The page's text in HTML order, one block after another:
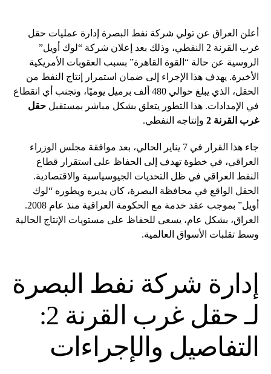
أعلن العراق عن تولي شركة نفط البصرة إدارة عمليات حقل
غرب القرنة 2 النفطي، وذلك بعد إعلان شركة “لوك أويل”
الروسية عن حالة “القوة القاهرة” بسبب العقوبات الأمريكية
الأخيرة. يهدف هذا الإجراء إلى ضمان استمرار إنتاج النفط من
الحقل، الذي يبلغ حوالي 480 ألف برميل يوميًا، وتجنب أي انقطاع
في الإمدادات. هذا التطور يتعلق بشكل مباشر بمستقبل حقل
غرب القرنة 2
وإنتاجه النفطي.
جاء هذا القرار في 7 يناير الحالي، بعد موافقة مجلس الوزراء
العراقي، في خطوة تهدف إلى الحفاظ على استقرار قطاع
النفط العراقي في ظل التحديات الجيوسياسية والاقتصادية.
الحقل الواقع في محافظة البصرة، كان يديره ويطوره “لوك
أويل” بموجب عقد خدمة مع الحكومة العراقية منذ عام 2008.
العراق، بشكل عام، يسعى للحفاظ على مستويات الإنتاج الحالية
وسط تقلبات الأسواق العالمية.
إدارة شركة نفط البصرة
لـ حقل غرب القرنة 2:
التفاصيل والإجراءات